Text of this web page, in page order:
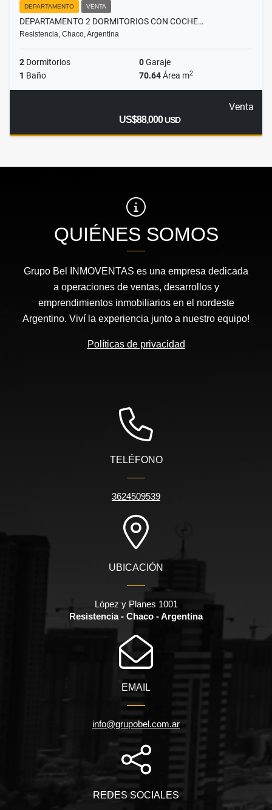
DEPARTAMENTO VENTA
DEPARTAMENTO 2 DORMITORIOS CON COCHE…
Resistencia, Chaco, Argentina
2 Dormitorios 0Garaje
1 Baño 70.64Área m2
Venta
US$88,000USD
QUIÉNES SOMOS
Grupo Bel INMOVENTAS es una empresa dedicada
a operaciones de ventas, desarrollos y
emprendimientos inmobiliarios en el nordeste
Argentino. Viví la experiencia junto a nuestro equipo!
Políticas de privacidad
TELÉFONO
3624509539
UBICACIÓN
López y Planes 1001
Resistencia - Chaco - Argentina
EMAIL
info@grupobel.com.ar
REDES SOCIALES